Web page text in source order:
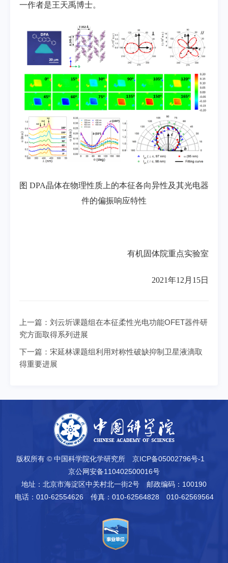
一作者是王天禹博士。
图 DPA晶体在物理性质上的本征各向异性及其光电器
件的偏振响应特性
有机固体院重点实验室
2021年12月15日
上一篇： 刘云圻课题组在本征柔性光电功能OFET器件研
究方面取得系列进展
下一篇： 宋延林课题组利用对称性破缺抑制卫星液滴取
得重要进展
版权所有 © 中国科学院化学研究所
京ICP备05002796号-1
京公网安备110402500016号
地址：北京市海淀区中关村北一街2号
邮政编码：100190
电话：010-62554626
传真：010-62564828 010-62569564